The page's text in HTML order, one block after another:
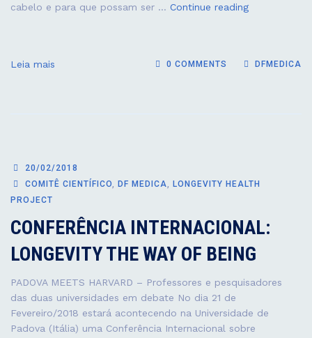
cabelo e para que possam ser … Continue readingCONHEÇA
Leia mais 0 COMMENTS DFMEDICA
20/02/2018
COMITÊ CIENTÍFICO, DF MEDICA, LONGEVITY HEALTH
PROJECT
CONFERÊNCIA INTERNACIONAL:
LONGEVITY THE WAY OF BEING
PADOVA MEETS HARVARD – Professores e pesquisadores
das duas universidades em debate No dia 21 de
Fevereiro/2018 estará acontecendo na Universidade de
Padova (Itália) uma Conferência Internacional sobre